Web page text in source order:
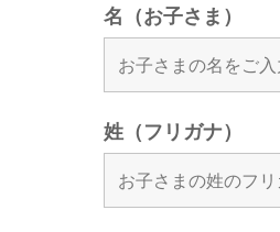
名（お子さま）
姓（フリガナ）